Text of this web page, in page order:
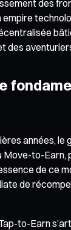
des
empire
des
années, le
to-Earn,
de ce
de
to-Earn